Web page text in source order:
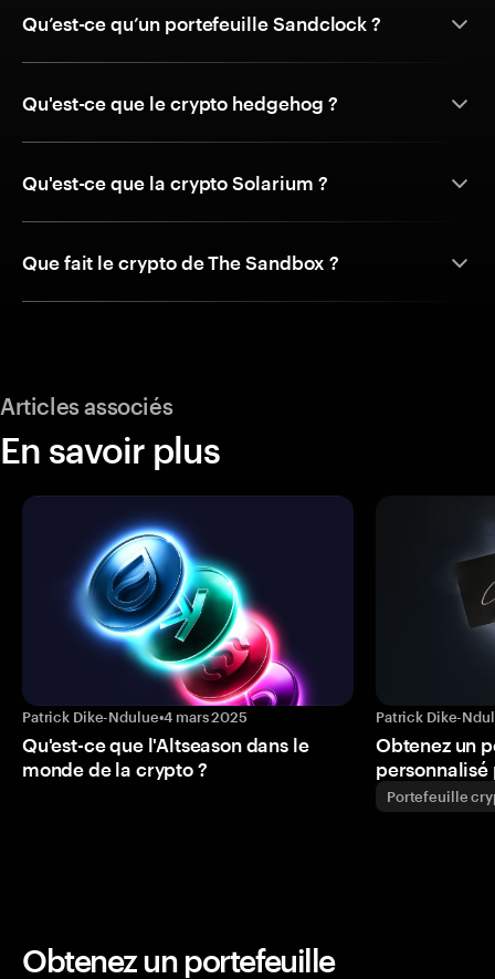
Qu’est-ce qu’un portefeuille Sandclock ?
Qu'est-ce que le crypto hedgehog ?
Qu'est-ce que la crypto Solarium ?
Que fait le crypto de The Sandbox ?
Articles associés
En savoir plus
Patrick Dike-Ndulue•4 mars 2025
Qu'est-ce que l'Altseason dans le
monde de la crypto ?
Patrick Dike-
Obtenez un
personnalisé
Portefeuille
Obtenez un portefeuille